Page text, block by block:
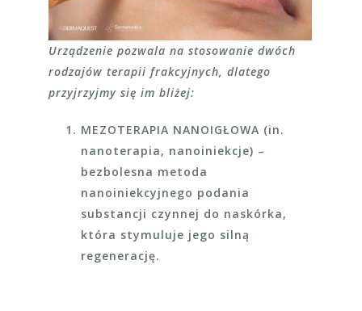
Urządzenie pozwala na stosowanie dwóch
rodzajów terapii frakcyjnych, dlatego
przyjrzyjmy się im bliżej:
MEZOTERAPIA NANOIGŁOWA (in.
nanoterapia, nanoiniekcje) –
bezbolesna metoda
nanoiniekcyjnego podania
substancji czynnej do naskórka,
która stymuluje jego silną
regenerację.